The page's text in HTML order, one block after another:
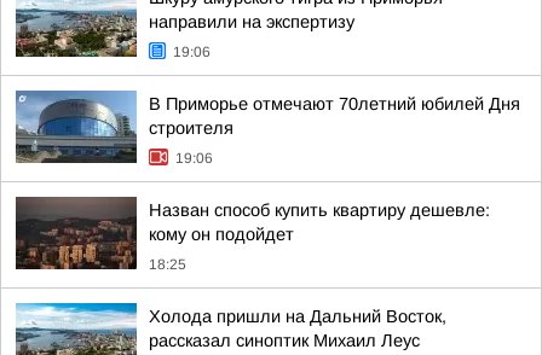
направили на экспертизу
19:06
В Приморье отмечают 70летний юбилей Дня
строителя
19:06
Назван способ купить квартиру дешевле:
кому он подойдет
18:25
Холода пришли на Дальний Восток,
рассказал синоптик Михаил Леус